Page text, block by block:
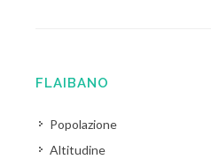
FLAIBANO
Popolazione
Altitudine